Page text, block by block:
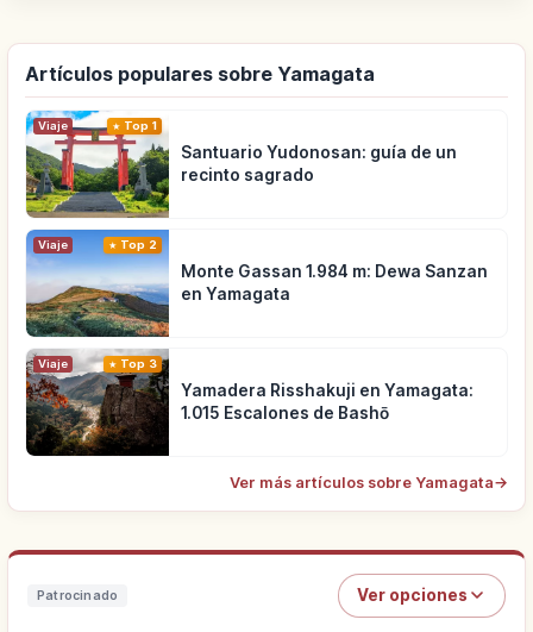
Artículos populares sobre Yamagata
Viaje Top 1
Santuario Yudonosan: guía de un
recinto sagrado
Viaje Top 2
Monte Gassan 1.984 m: Dewa Sanzan
en Yamagata
Viaje Top 3
Yamadera Risshakuji en Yamagata:
1.015 Escalones de Bashō
Ver más artículos sobre Yamagata→
Patrocinado Ver opciones